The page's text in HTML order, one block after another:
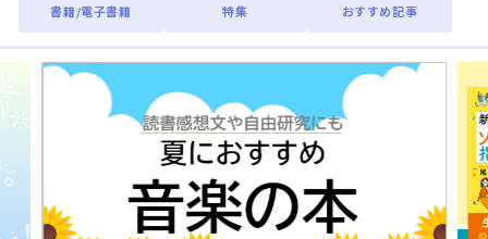
書籍/電子書籍 特集 おすすめ記事